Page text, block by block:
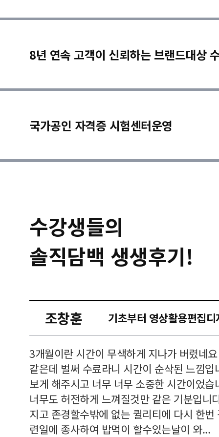
8년 연속 고객이 신뢰하는 브랜드대상
국가공인 자격증 시험센터운영
수강생들의
솔직담백 생생후기!
조창훈
3개월이란 시간이 무색하게 지나가 버렸네
같은데 벌써 수료라니 시간이 순삭된 느낌
보게 해주시고 너무 너무 소중한 시간이었
너무도 허전하게 느껴질것만 같은 기분입니
지고 존경할수밖에 없는 퀼리티에 다시 한
련일에 종사하여 밥먹이 할수있는날이 와...